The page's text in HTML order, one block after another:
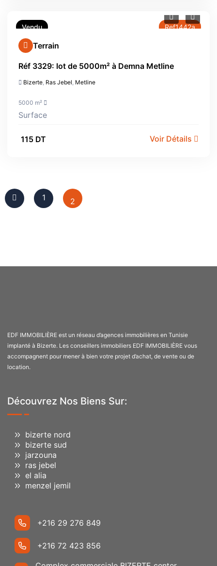
Vendu Ref1442a
Terrain
Réf 3329: lot de 5000m² à Demna Metline
Bizerte, Ras Jebel, Metline
5000 m²
Surface
115 DT Voir Détails
1 2
EDF IMMOBILIÈRE est un réseau d’agences immobilières en Tunisie
implanté à Bizerte. Les conseillers immobiliers EDF IMMOBILIÈRE vous
accompagnent pour mener à bien votre projet d’achat, de vente ou de
location.
Découvrez Nos Biens Sur:
bizerte nord
bizerte sud
jarzouna
ras jebel
el alia
menzel jemil
+216 29 276 849
+216 72 423 856